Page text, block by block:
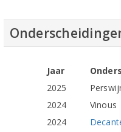
Jaar
2025
2024
2024